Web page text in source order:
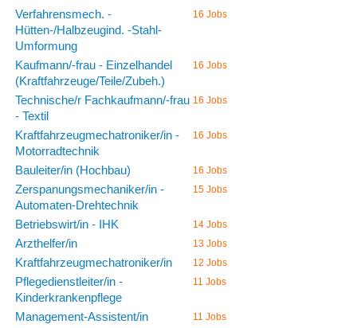
Verfahrensmech. -
Hütten-/Halbzeugind. -Stahl-
Umformung
16 Jobs
Kaufmann/-frau - Einzelhandel
(Kraftfahrzeuge/Teile/Zubeh.)
16 Jobs
Technische/r Fachkaufmann/-frau
- Textil
16 Jobs
Kraftfahrzeugmechatroniker/in -
Motorradtechnik
16 Jobs
Bauleiter/in (Hochbau) 16 Jobs
Zerspanungsmechaniker/in -
Automaten-Drehtechnik
15 Jobs
Betriebswirt/in - IHK 14 Jobs
Arzthelfer/in 13 Jobs
Kraftfahrzeugmechatroniker/in 12 Jobs
Pflegedienstleiter/in -
Kinderkrankenpflege
11 Jobs
Management-Assistent/in 11 Jobs